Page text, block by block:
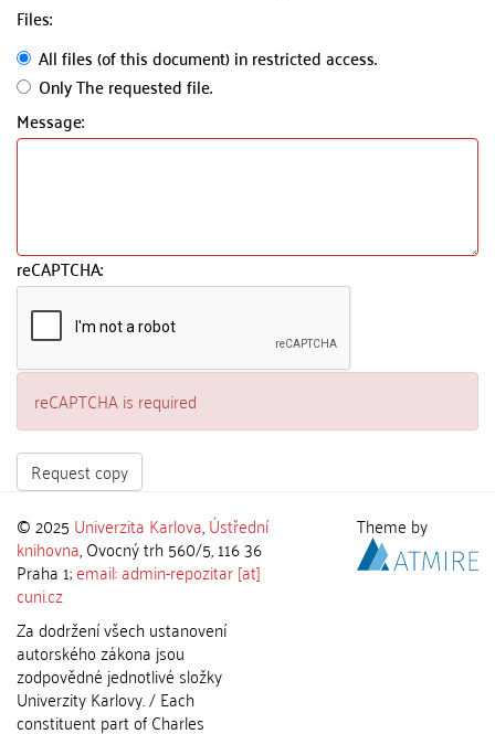
Files:
All files (of this document) in restricted access.
Only The requested file.
Message:
reCAPTCHA:
reCAPTCHA is required
Request copy
© 2025 Univerzita Karlova,Ústřední
knihovna, Ovocný trh 560/5, 116 36
Praha 1;email: admin-repozitar [at]
cuni.cz
Za dodržení všech ustanovení
autorského zákona jsou
zodpovědné jednotlivé složky
Univerzity Karlovy. / Each
constituent part of Charles
Theme by